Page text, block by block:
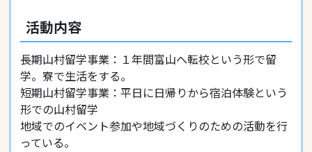
活動内容
長期山村留学事業：１年間富山へ転校という形で留
学。寮で生活をする。
短期山村留学事業：平日に日帰りから宿泊体験という
形での山村留学
地域でのイベント参加や地域づくりのための活動を行
っている。